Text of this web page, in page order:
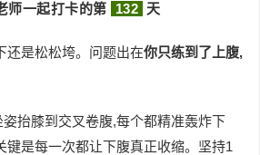
师一起打卡的第 132 天
还是松松垮。问题出在你只练到了上腹,
抬膝到交叉卷腹,每个都精准轰炸下
键是每一次都让下腹真正收缩。坚持1